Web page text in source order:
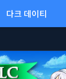
다크 데이티